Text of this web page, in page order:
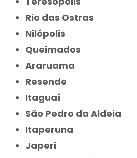
Rio das Ostras
Nilópolis
Queimados
Araruama
Resende
Itaguaí
São Pedro da Aldeia
Itaperuna
Japeri